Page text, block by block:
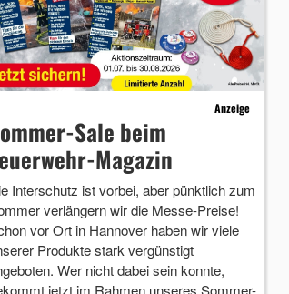
Anzeige
Sale beim
Magazin
Interschutz ist vorbei, aber pünktlich zum
verlängern wir die Messe-Preise!
vor Ort in Hannover haben wir viele
Produkte stark vergünstigt
Wer nicht dabei sein konnte,
jetzt im Rahmen unseres Sommer-